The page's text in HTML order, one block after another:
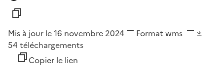
Mis à jour le 16 novembre 2024 Format wms
54 téléchargements
Copier le lien